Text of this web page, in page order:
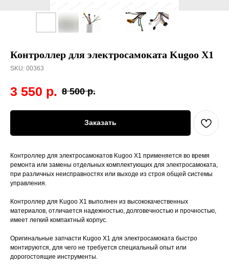
Контроллер для электросамоката Kugoo X1
SKU: 00363
3 550 р. 8 500 р.
Заказать
Контроллер для электросамокатов Kugoo X1 применяется во время
ремонта или замены отдельных комплектующих для электросамоката,
при различных неисправностях или выходе из строя общей системы
управления.
Контроллер для Kugoo X1 выполнен из высококачественных
материалов, отличается надежностью, долговечностью и прочностью,
имеет легкий компактный корпус.
Оригинальные запчасти Kugoo X1 для электросамоката быстро
монтируются, для чего не требуется специальный опыт или
дорогостоящие инструменты.